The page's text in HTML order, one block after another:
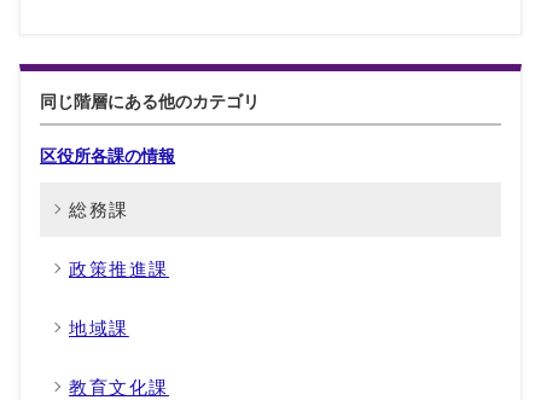
同じ階層にある他のカテゴリ
区役所各課の情報
総務課
政策推進課
地域課
教育文化課